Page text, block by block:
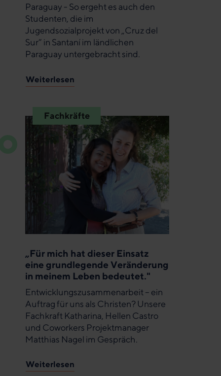
Paraguay - So ergeht es auch den
Studenten, die im
Jugendsozialprojekt von „Cruz del
Sur“ in Santaní im ländlichen
Paraguay untergebracht sind.
Weiterlesen
Fachkräfte
„Für mich hat dieser Einsatz
eine grundlegende Veränderung
in meinem Leben bedeutet."
Entwicklungszusammenarbeit – ein
Auftrag für uns als Christen? Unsere
Fachkraft Katharina, Hellen Castro
und Coworkers Projektmanager
Matthias Nagel im Gespräch.
Weiterlesen